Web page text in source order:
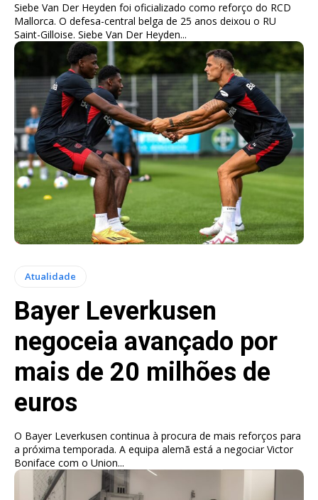
Siebe Van Der Heyden foi oficializado como reforço do RCD
Mallorca. O defesa-central belga de 25 anos deixou o RU
Saint-Gilloise. Siebe Van Der Heyden...
Atualidade
Bayer Leverkusen
negoceia avançado por
mais de 20 milhões de
euros
O Bayer Leverkusen continua à procura de mais reforços para
a próxima temporada. A equipa alemã está a negociar Victor
Boniface com o Union...